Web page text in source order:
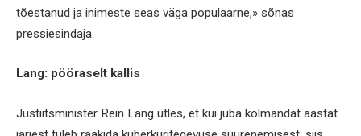
tõestanud ja inimeste seas väga populaarne,» sõnas
pressiesindaja.
Lang: pööraselt kallis
Justiitsminister Rein Lang ütles, et kui juba kolmandat aastat